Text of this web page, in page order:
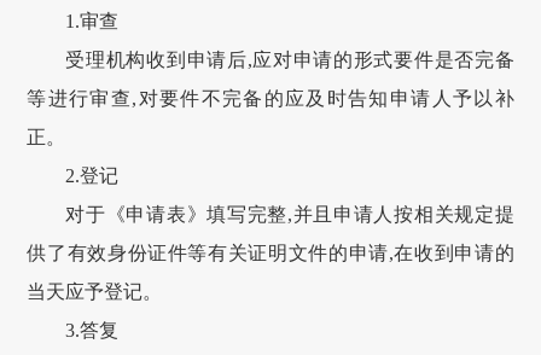
1.审查
受理机构收到申请后,应对申请的形式要件是否完备
等进行审查,对要件不完备的应及时告知申请人予以补
正。
2.登记
对于《申请表》填写完整,并且申请人按相关规定提
供了有效身份证件等有关证明文件的申请,在收到申请的
当天应予登记。
3.答复